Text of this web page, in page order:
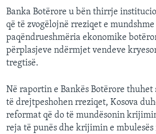
Banka Botërore u bën thirrje
që të zvogëlojnë rreziqet e mundshme
paqëndrueshmëria ekonomike
përplasjeve ndërmjet vendeve
tregtisë.
Në raportin e Bankës Botërore thuhet
të drejtpeshohen rreziqet, Kosova
reformat që do të mundësonin
reja të punës dhe krijimin e mbulesës